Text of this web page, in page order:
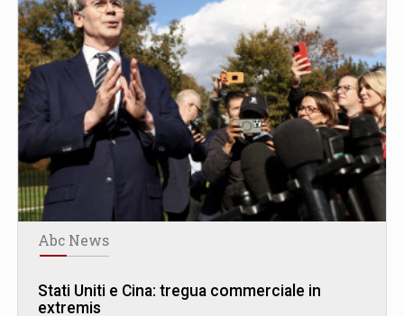
Abc News
Stati Uniti e Cina: tregua commerciale in
extremis